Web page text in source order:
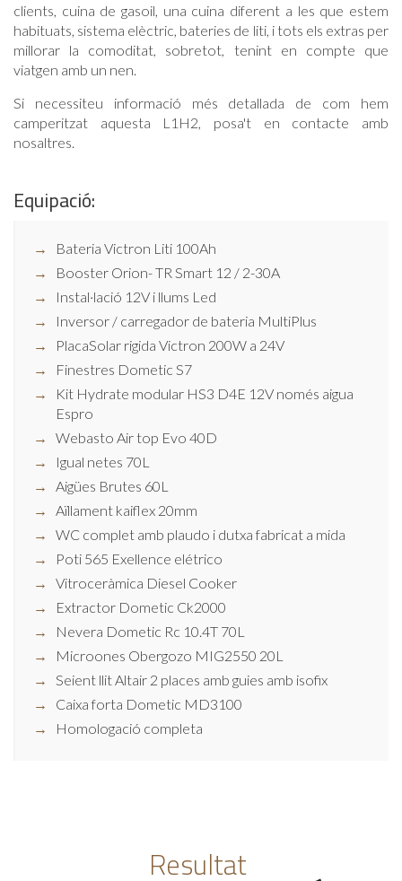
clients, cuina de gasoil, una cuina diferent a les que estem
habituats, sistema elèctric, bateries de liti, i tots els extras per
millorar la comoditat, sobretot, tenint en compte que
viatgen amb un nen.
Si necessiteu informació més detallada de com hem
camperitzat aquesta L1H2, posa't en contacte amb
nosaltres.
Equipació:
Bateria Victron Liti 100Ah
Booster Orion- TR Smart 12 / 2-30A
Instal·lació 12V i llums Led
Inversor / carregador de bateria MultiPlus
PlacaSolar rigida Victron 200W a 24V
Finestres Dometic S7
Kit Hydrate modular HS3 D4E 12V només aigua
Espro
Webasto Air top Evo 40D
Igual netes 70L
Aigües Brutes 60L
Aïllament kaiflex 20mm
WC complet amb plaudo i dutxa fabricat a mida
Poti 565 Exellence elétrico
Vitroceràmica Diesel Cooker
Extractor Dometic Ck2000
Nevera Dometic Rc 10.4T 70L
Microones Obergozo MIG2550 20L
Seient llit Altair 2 places amb guies amb isofix
Caixa forta Dometic MD3100
Homologació completa
Resultat